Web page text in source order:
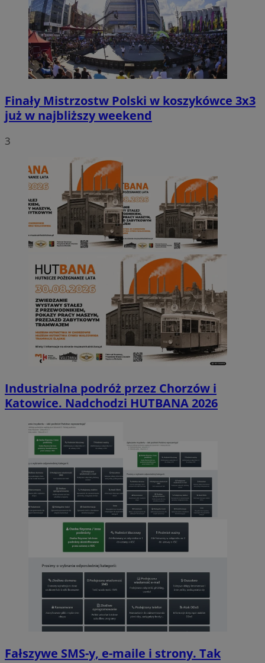
Finały Mistrzostw Polski w koszykówce 3x3
już w najbliższy weekend
3
Industrialna podróż przez Chorzów i
Katowice. Nadchodzi HUTBANA 2026
Fałszywe SMS-y, e-maile i strony. Tak